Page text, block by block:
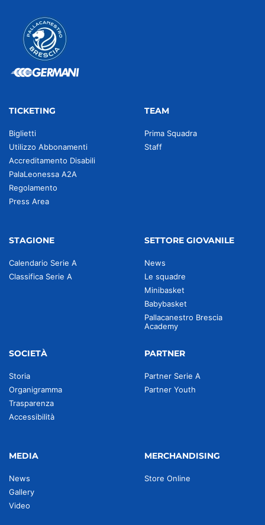
TICKETING
Biglietti
Utilizzo Abbonamenti
Accreditamento Disabili
PalaLeonessa A2A
Regolamento
Press Area
TEAM
Prima Squadra
Staff
STAGIONE
Calendario Serie A
Classifica Serie A
SETTORE GIOVANILE
News
Le squadre
Minibasket
Babybasket
Pallacanestro Brescia
Academy
SOCIETÀ
Storia
Organigramma
Trasparenza
Accessibilità
PARTNER
Partner Serie A
Partner Youth
MEDIA
News
Gallery
Video
MERCHANDISING
Store Online